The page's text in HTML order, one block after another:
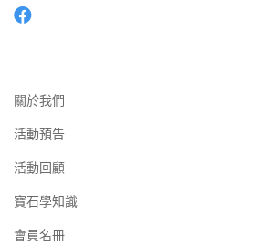
關於我們
活動預告
活動回顧
寶石學知識
會員名冊